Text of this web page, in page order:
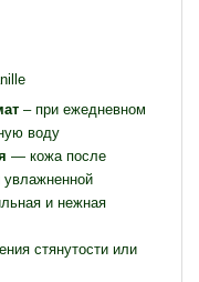
– при ежедневном
воду
— кожа после
увлажненной
и нежная
стянутости или